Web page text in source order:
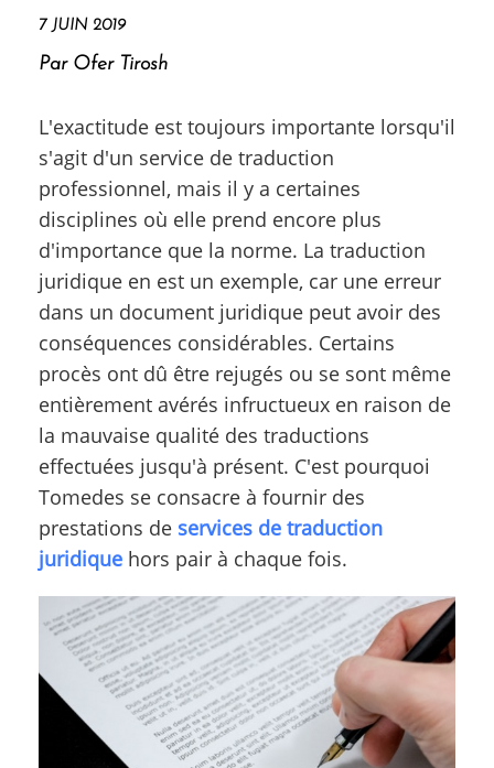
7 JUIN 2019
Par Ofer Tirosh
L'exactitude est toujours importante lorsqu'il
s'agit d'un service de traduction
professionnel, mais il y a certaines
disciplines où elle prend encore plus
d'importance que la norme. La traduction
juridique en est un exemple, car une erreur
dans un document juridique peut avoir des
conséquences considérables. Certains
procès ont dû être rejugés ou se sont même
entièrement avérés infructueux en raison de
la mauvaise qualité des traductions
effectuées jusqu'à présent. C'est pourquoi
Tomedes se consacre à fournir des
prestations de services de traduction
juridique hors pair à chaque fois.